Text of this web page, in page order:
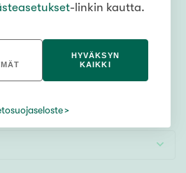
Kätevän
löydät unelmiesi kodin, oli
parveke tai merinäköala.
kerrostaloasunnot Helsinki
mieleinen! Tutustu myös
-linkin kautta.
HYVÄKSYN
KAIKKI